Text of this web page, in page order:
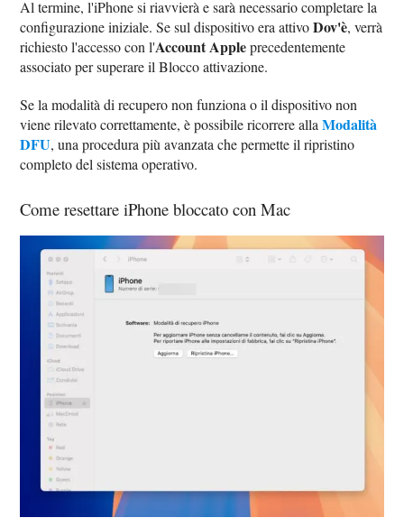
Al termine, l'iPhone si riavvierà e sarà necessario completare la
configurazione iniziale. Se sul dispositivo era attivoDov'è, verrà
richiesto l'accesso con l'Account Appleprecedentemente
associato per superare il Blocco attivazione.
Se la modalità di recupero non funziona o il dispositivo non
viene rilevato correttamente, è possibile ricorrere allaModalità
DFU, una procedura più avanzata che permette il ripristino
completo del sistema operativo.
Come resettare iPhone bloccato con Mac